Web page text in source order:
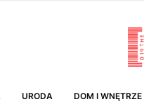
URODA DOM I WNĘTRZE